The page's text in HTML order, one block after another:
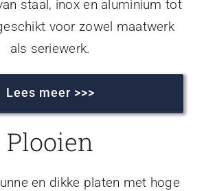
staal, inox en aluminium tot
voor zowel maatwerk
als seriewerk.
Lees meer >>>
Plooien
en dikke platen met hoge